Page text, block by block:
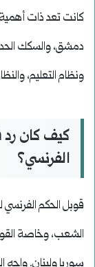
كانت تعد ذات
دمشق، والسكك
ونظام التعليم،
كيف كان رد
الفرنسي؟
قوبل الحكم
الشعب، وخاصة
سوريا ولبنان. واجه